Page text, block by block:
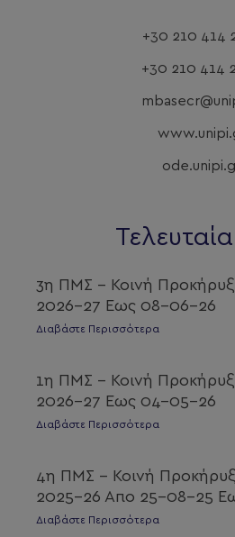
+30 210 414
+30 210 414
3η ΠΜΣ – Κοινή
2026-27 Εως 08-06-26
Διαβάστε Περισσότερα
1η ΠΜΣ – Κοινή
2026-27 Εως 04-05-26
Διαβάστε Περισσότερα
4η ΠΜΣ – Κοινή
2025-26 Απο 25-08-25
Διαβάστε Περισσότερα